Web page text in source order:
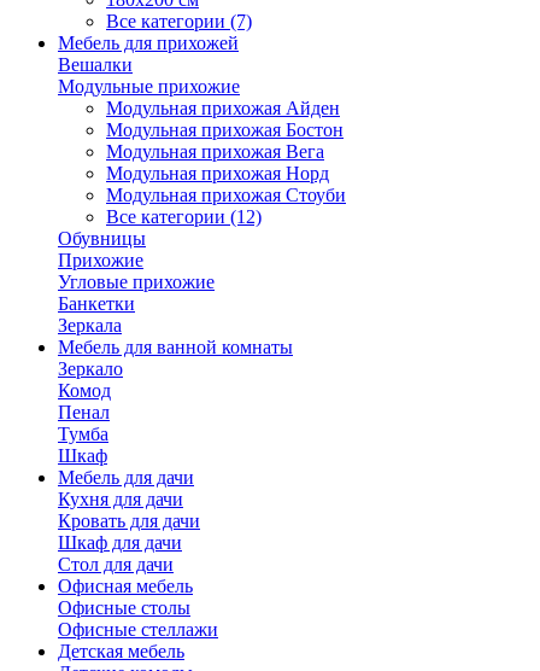
Все категории (7)
Мебель для прихожей
Вешалки
Модульные прихожие
Модульная прихожая Айден
Модульная прихожая Бостон
Модульная прихожая Вега
Модульная прихожая Норд
Модульная прихожая Стоуби
Все категории (12)
Обувницы
Прихожие
Угловые прихожие
Банкетки
Зеркала
Мебель для ванной комнаты
Зеркало
Комод
Пенал
Тумба
Шкаф
Мебель для дачи
Кухня для дачи
Кровать для дачи
Шкаф для дачи
Стол для дачи
Офисная мебель
Офисные столы
Офисные стеллажи
Детская мебель